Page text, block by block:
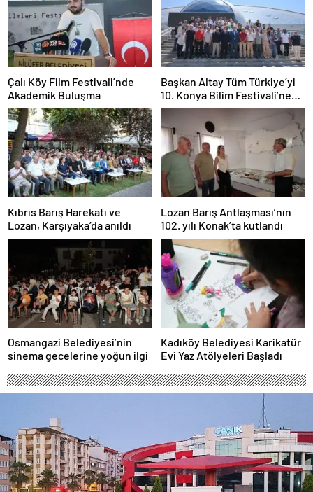
Çalı Köy Film Festivali’nde
Akademik Buluşma
Başkan Altay Tüm Türkiye’yi
10. Konya Bilim Festivali’ne
Davet Etti
Kıbrıs Barış Harekatı ve
Lozan, Karşıyaka’da anıldı
Lozan Barış Antlaşması’nın
102. yılı Konak’ta kutlandı
Osmangazi Belediyesi’nin
sinema gecelerine yoğun ilgi
Kadıköy Belediyesi Karikatür
Evi Yaz Atölyeleri Başladı